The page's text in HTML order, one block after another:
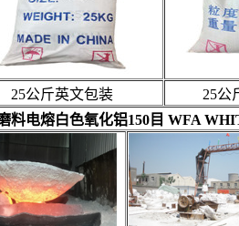
斤英文包装 25公斤
料电熔白色氧化铝150目 WFA